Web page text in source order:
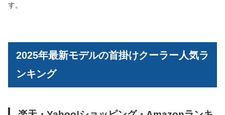
す。
2025年最新モデルの首掛けクーラー人気ラ
ンキング